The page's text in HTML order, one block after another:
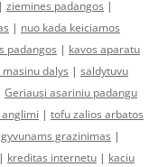
| ziemines padangos |
| nuo kada keiciamos
padangos | kavos aparatu
dalys | saldytuvu
Geriausi asariniu padangu
| tofu zalios arbatos
grazinimas |
| kreditas internetu | kaciu